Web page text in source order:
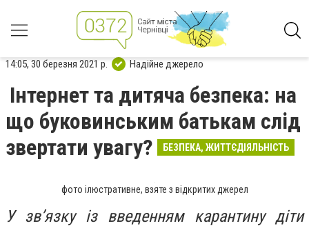
14:05, 30 березня 2021 р. Надійне джерело
Інтернет та дитяча безпека: на
що буковинським батькам слід
звертати увагу?
БЕЗПЕКА, ЖИТТЄДІЯЛЬНІСТЬ
фото ілюстративне, взяте з відкритих джерел
У зв’язку із введенням карантину діти